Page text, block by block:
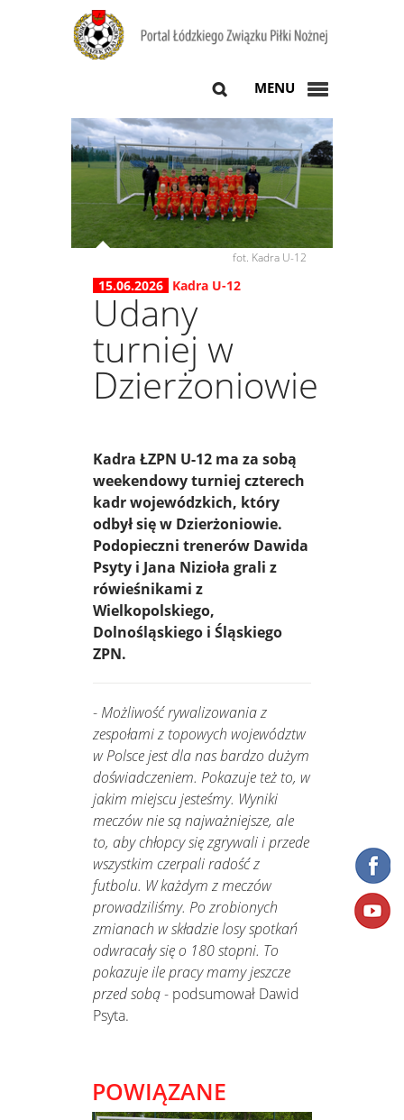
MENU
fot. Kadra U-12
15.06.2026 Kadra U-12
Udany
turniej w
Dzierżoniowie
Kadra ŁZPN U-12 ma za sobą
weekendowy turniej czterech
kadr wojewódzkich, który
odbył się w Dzierżoniowie.
Podopieczni trenerów Dawida
Psyty i Jana Nizioła grali z
rówieśnikami z
Wielkopolskiego,
Dolnośląskiego i Śląskiego
ZPN.
- Możliwość rywalizowania z
zespołami z topowych województw
w Polsce jest dla nas bardzo dużym
doświadczeniem. Pokazuje też to, w
jakim miejscu jesteśmy. Wyniki
meczów nie są najważniejsze, ale
to, aby chłopcy się zgrywali i przede
wszystkim czerpali radość z
futbolu. W każdym z meczów
prowadziliśmy. Po zrobionych
zmianach w składzie losy spotkań
odwracały się o 180 stopni. To
pokazuje ile pracy mamy jeszcze
przed sobą- podsumował Dawid
Psyta.
POWIĄZANE